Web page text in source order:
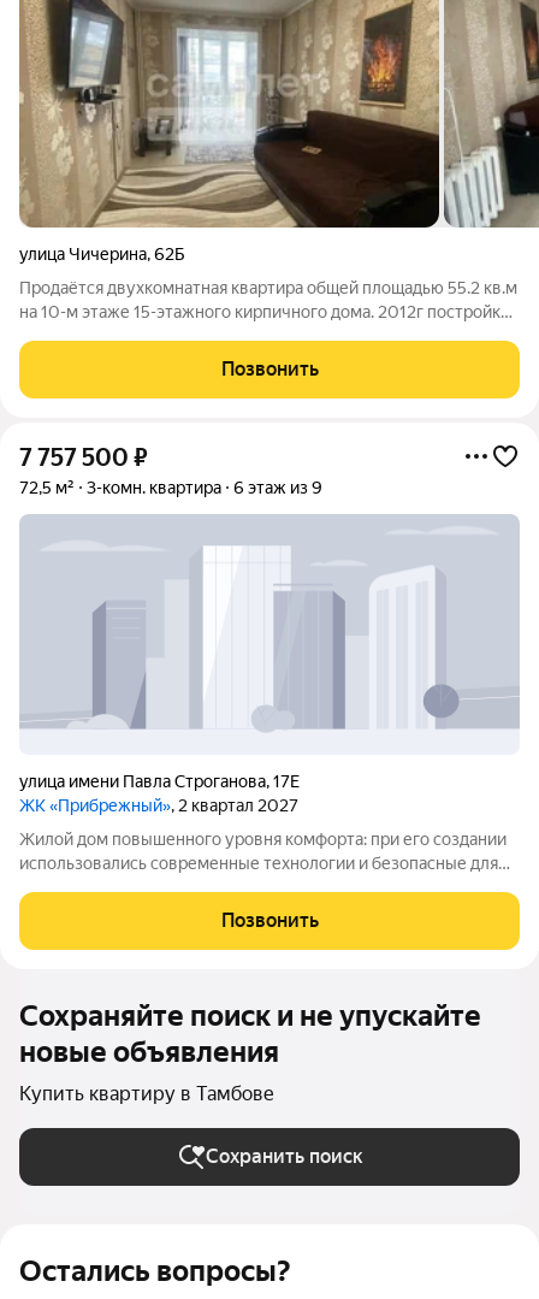
Остались вопросы?
улица Чичерина,62Б
Продаётся двухкомнатная квартира общей площадью 55.2 кв.м
на 10-м этаже 15-этажного кирпичного дома. 2012г постройки.
французский сквер.
Позвонить
7 757 500 ₽
72,5 м² 3-комн. квартира 6 этаж из 9
улица имени Павла Строганова,17Е
ЖК «Прибрежный», 2 квартал 2027
Жилой дом повышенного уровня комфорта: при его создании
использовались современные технологии и безопасные для
расположены удобно, рядом есть школы и
Позвонить
Сохраняйте поиск и не упускайте
новые объявления
Купить квартиру в Тамбове
Сохранить поиск